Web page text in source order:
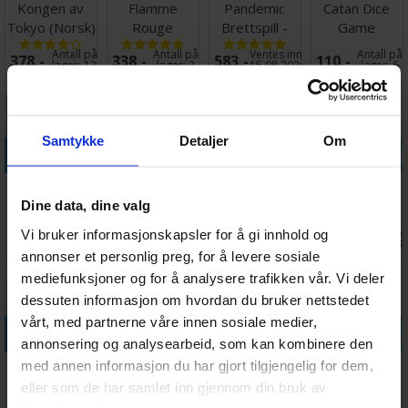
Samtykke Detaljer Om
Dine data, dine valg
Vi bruker informasjonskapsler for å gi innhold og
annonser et personlig preg, for å levere sosiale
mediefunksjoner og for å analysere trafikken vår. Vi deler
dessuten informasjon om hvordan du bruker nettstedet
vårt, med partnerne våre innen sosiale medier,
annonsering og analysearbeid, som kan kombinere den
med annen informasjon du har gjort tilgjengelig for dem,
eller som de har samlet inn gjennom din bruk av
Kongen av
Tokyo (Norsk)
Brettspill
378,- Antall på
lager:12
Flamme
Rouge
Brettspill -
Norsk
338,- Antall på
lager:2
Pandemic
Brettspill -
Engelsk
utgave
583,-Ventes inn
15.08.2026
Catan Dice
Game
Brettspill
110,- Antall på
lager:6
Legg i handlekurven
Kittens NSFW
Edition -
Engelsk
235,- Antall på
lager:5
Legg i handlekurven
Brettspill
192,- Antall på
lager:8
Legg i handlekurven
Assault
Brettspill
1 499,- Antall på
lager:1
Legg i
286,- Antall på
14
Legg i handlekurven
Poetry for
Neanderthals
Legg i handlekurven
Triominos
Extra Large
Legg i handlekurven
Carcassonne
Junior
Legg i
Phase 10 Flip